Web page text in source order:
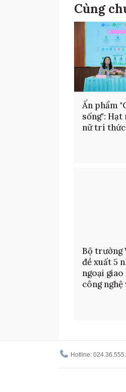
Cùng
Ấn phẩm
sống": Hạt
nữ trí thức
Bộ trưởng
đề xuất 5
ngoại giao
công
Hotline: